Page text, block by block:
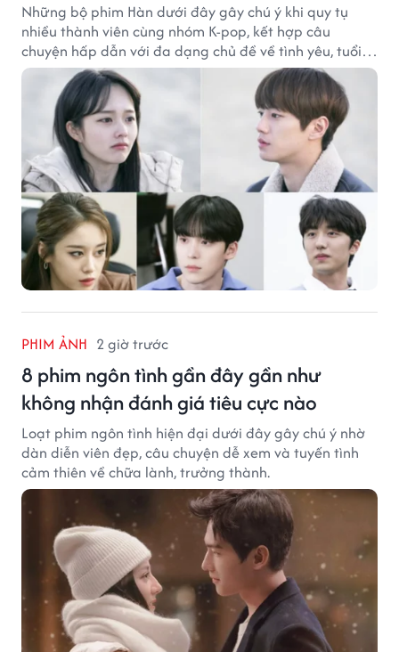
Những bộ phim Hàn dưới đây gây chú ý khi quy tụ
nhiều thành viên cùng nhóm K-pop, kết hợp câu
chuyện hấp dẫn với đa dạng chủ đề về tình yêu, tuổi
trẻ và ước mơ.
PHIM ẢNH 2 giờ trước
8 phim ngôn tình gần đây gần như
không nhận đánh giá tiêu cực nào
Loạt phim ngôn tình hiện đại dưới đây gây chú ý nhờ
dàn diễn viên đẹp, câu chuyện dễ xem và tuyến tình
cảm thiên về chữa lành, trưởng thành.